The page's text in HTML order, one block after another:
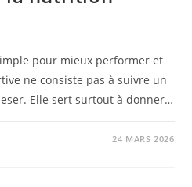
pour mieux performer et
ne consiste pas à suivre un
Elle sert surtout à donner…
24 MARS 2026